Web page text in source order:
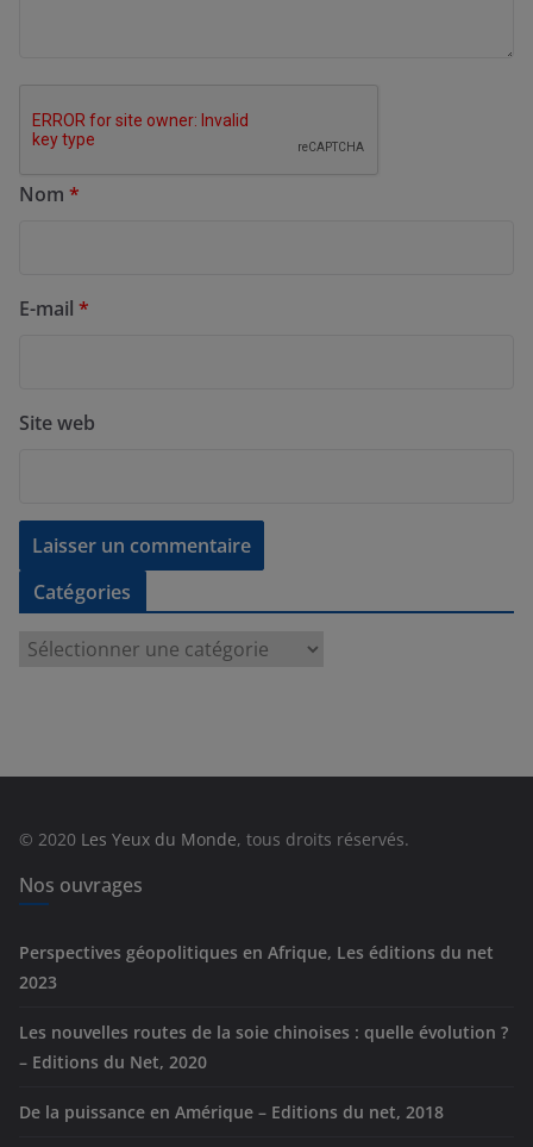
Nom *
E-mail *
Site web
Catégories
e
s
© 2020 Les Yeux du Monde, tous droits réservés.
Nos ouvrages
Perspectives géopolitiques en Afrique, Les éditions du net
2023
Les nouvelles routes de la soie chinoises : quelle évolution ?
– Editions du Net, 2020
De la puissance en Amérique – Editions du net, 2018